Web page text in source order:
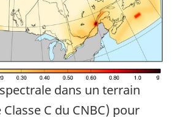
dans un terrain
C du CNBC) pour